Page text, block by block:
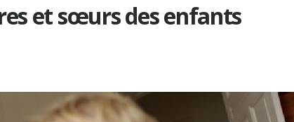
et sœurs des enfants